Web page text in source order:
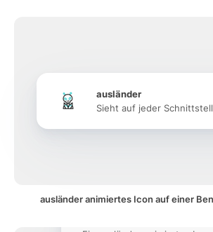
ausländer
Sieht auf jeder
ausländer animiertes Icon auf einer